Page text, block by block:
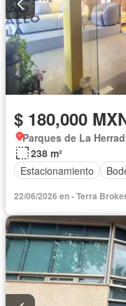
$ 180,000
Parques de La
238 m²
Estacionamiento
22/06/2026 en - Terra